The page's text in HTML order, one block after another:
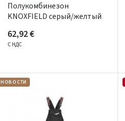
Полукомбинезон
KNOXFIELD серый/желтый
62,92 €
С НДС
НОВОСТИ